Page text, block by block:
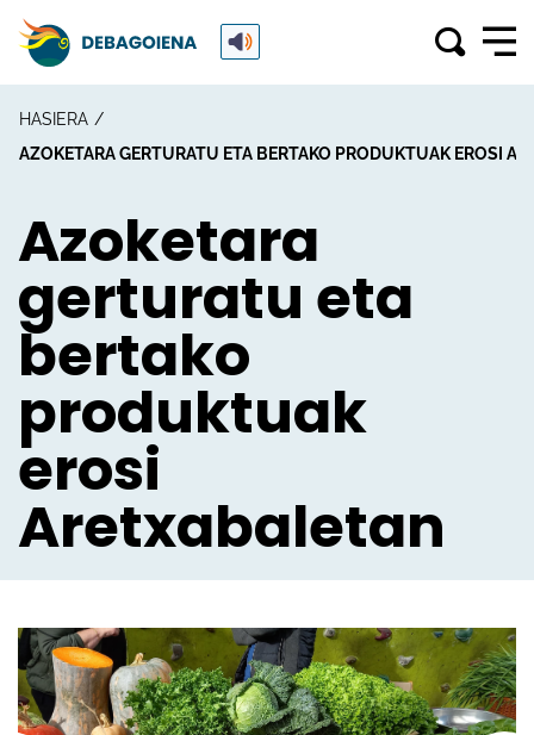
HASIERA
AZOKETARA GERTURATU ETA BERTAKO PRODUKTUAK EROSI
Azoketara
gerturatu eta
bertako
produktuak
erosi
Aretxabaletan